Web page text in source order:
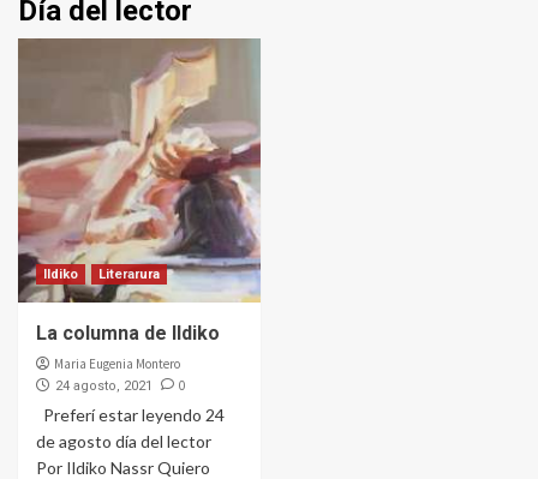
Día del lector
Ildiko Literarura
La columna de Ildiko
Maria Eugenia Montero
24 agosto, 2021 0
Preferí estar leyendo 24
de agosto día del lector
Por Ildiko Nassr Quiero